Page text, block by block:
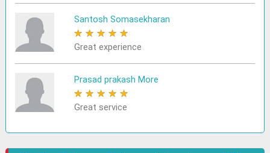
Santosh Somasekharan
★ ★ ★ ★ ★
Great experience
Prasad prakash More
★ ★ ★ ★ ★
Great service